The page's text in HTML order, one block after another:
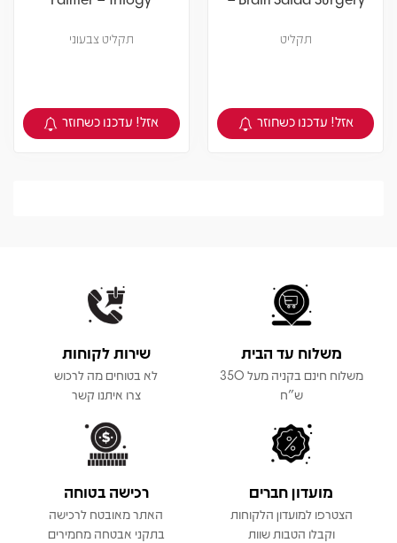
תקליט
צפיה במוצר
אזל! עדכנו כשחוזר
תקליט צבעוני
צפיה במוצר
אזל! עדכנו כשחוזר
משלוח עד הבית
משלוח חינם בקניה מעל 350
ש"ח
שירות לקוחות
לא בטוחים מה לרכוש
צרו איתנו קשר
מועדון חברים
הצטרפו למועדון הלקוחות
וקבלו הטבות שוות
רכישה בטוחה
האתר מאובטח לרכישה
בתקני אבטחה מחמירים